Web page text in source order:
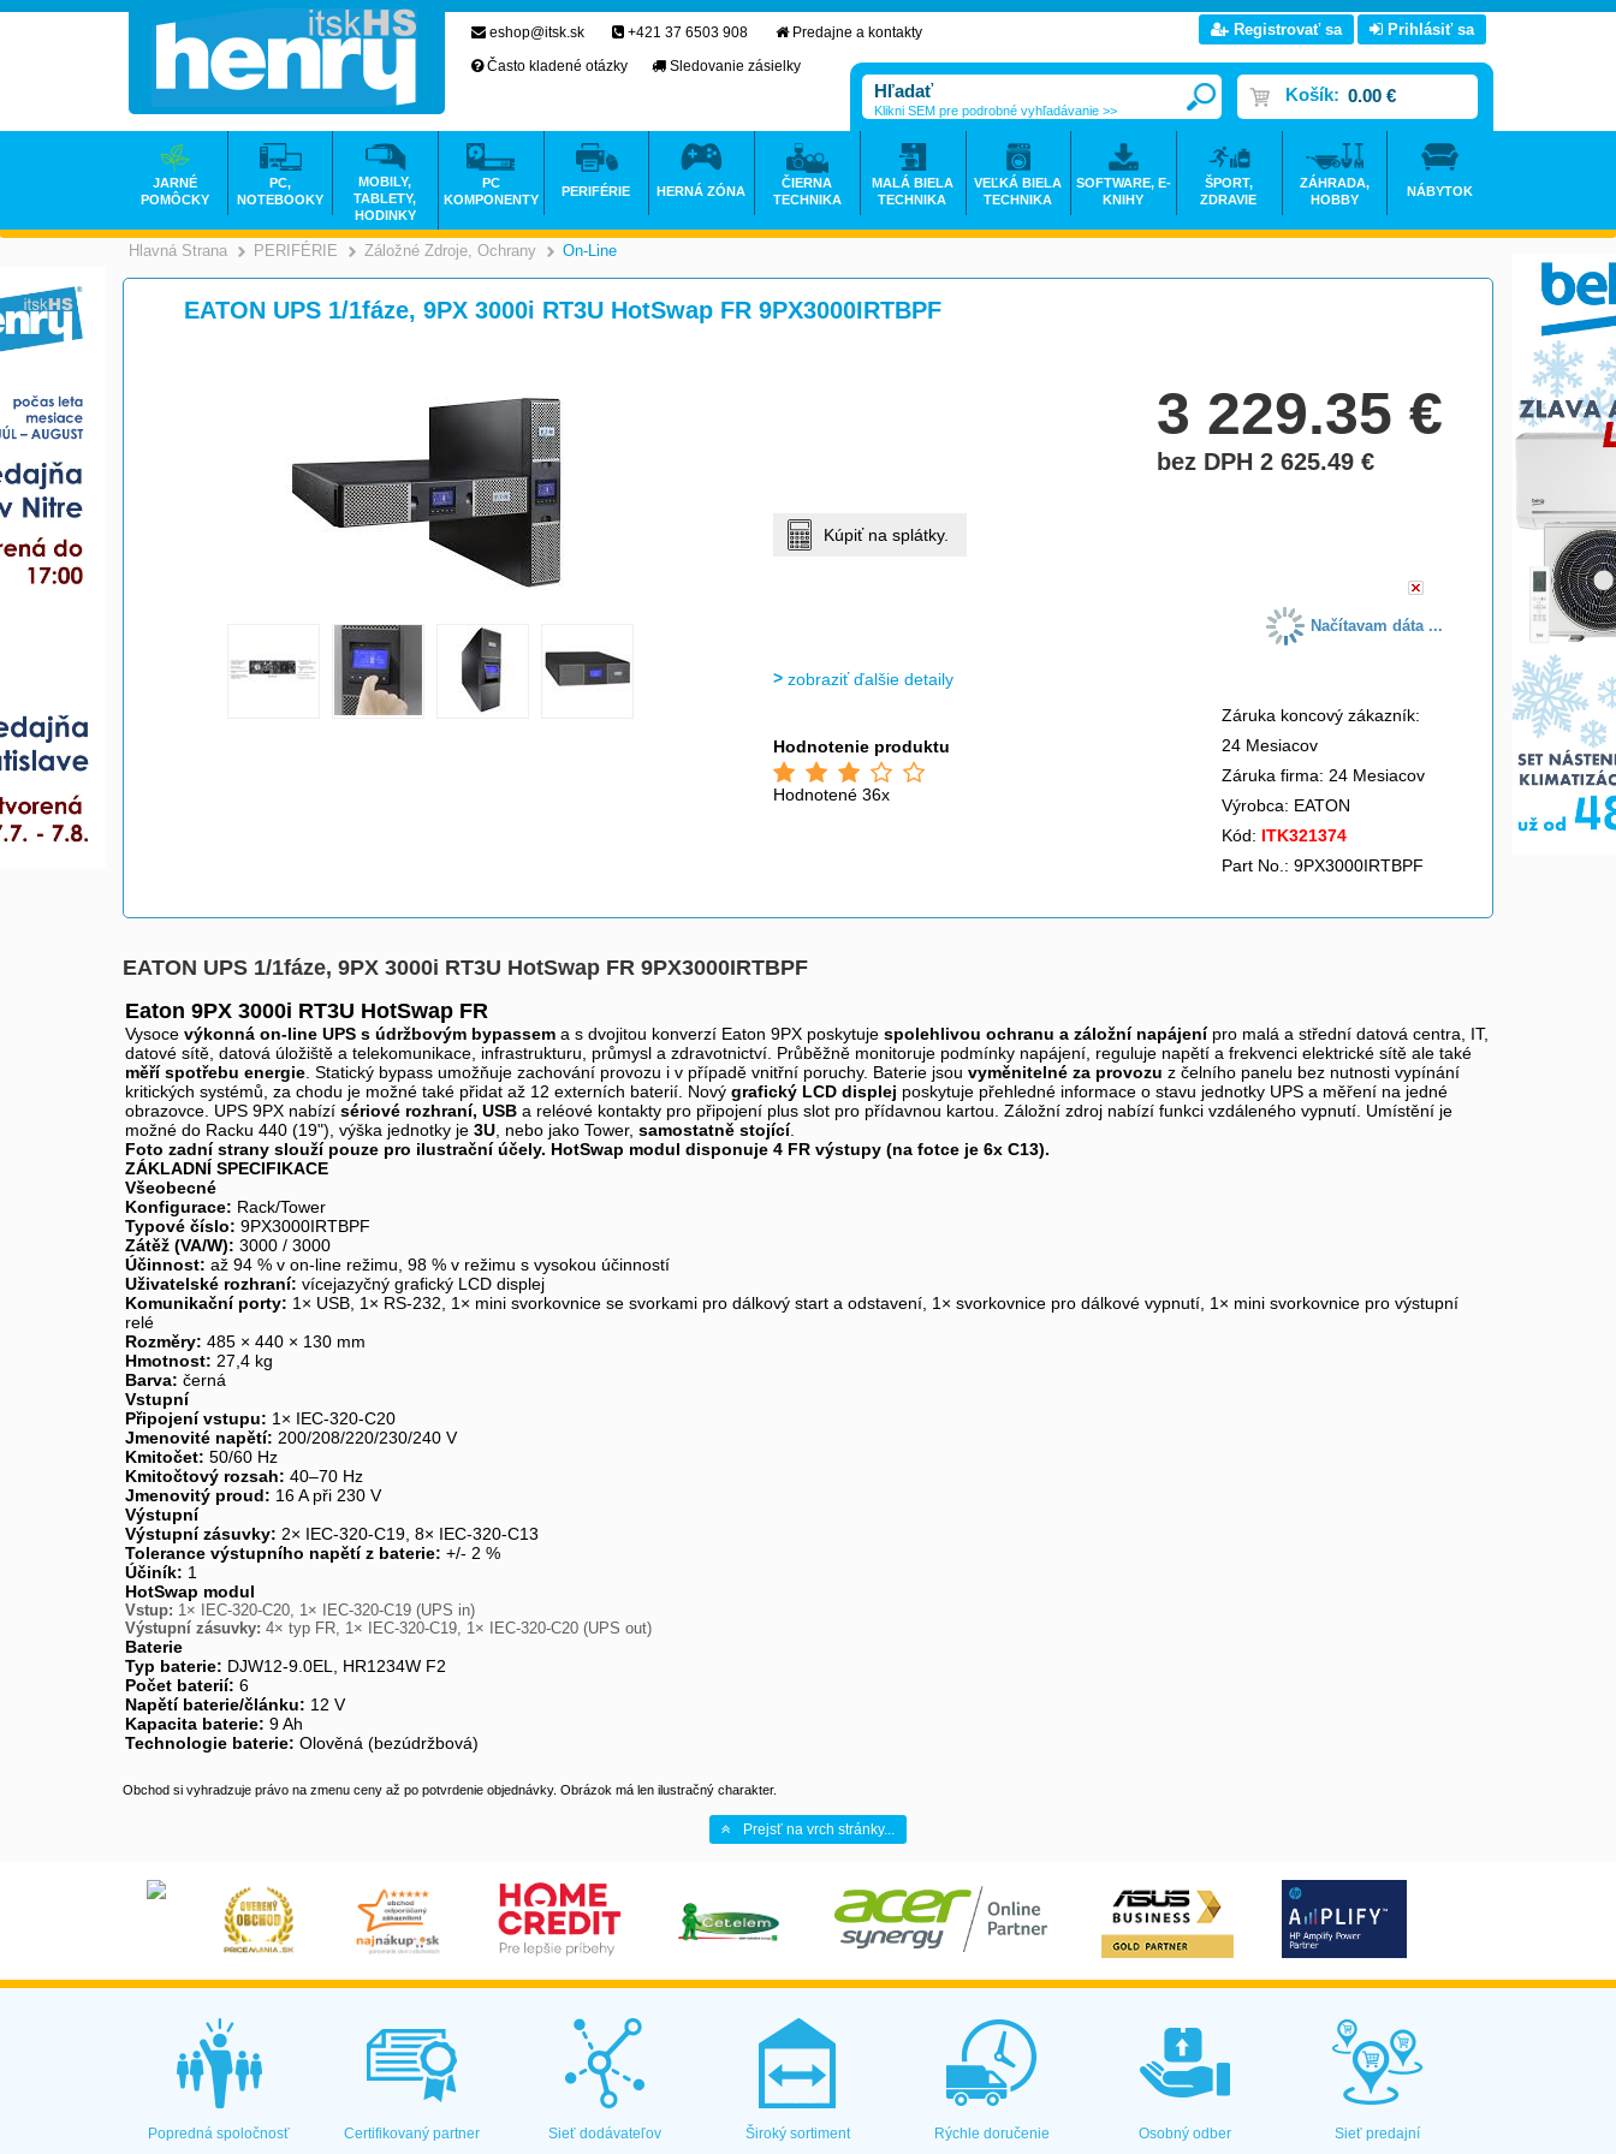
Hlavná Strana >
PERIFÉRIE >
Záložné Zdroje, Ochrany >
On-Line
EATON UPS 1/1fáze, 9PX 3000i RT3U HotSwap FR 9PX3000IRTBPF
3 229.35€
bez DPH 2 625.49€
Kúpiť na splátky.
Načítavam dáta ...
zobraziť ďalšie detaily
Hodnotenie produktu
Hodnotené 36x
Záruka koncový zákazník:
24 Mesiacov
Záruka firma: 24 Mesiacov
Výrobca: EATON
Kód: ITK321374
Part No.: 9PX3000IRTBPF
EATON UPS 1/1fáze, 9PX 3000i RT3U HotSwap FR 9PX3000IRTBPF
Eaton 9PX 3000i RT3U HotSwap FR
Vysoce výkonná on-line UPS s údržbovým bypassem a s dvojitou konverzí Eaton 9PX poskytuje spolehlivou ochranu a záložní napájenípro malá a střední datová centra, IT,
datové sítě, datová úložiště a telekomunikace, infrastrukturu, průmysl a zdravotnictví. Průběžně monitoruje podmínky napájení, reguluje napětí a frekvenci elektrické sítě ale také
měří spotřebu energie . Statický bypass umožňuje zachování provozu i v případě vnitřní poruchy. Baterie jsou vyměnitelné za provozu z čelního panelu bez nutnosti vypínání
kritických systémů, za chodu je možné také přidat až 12 externích baterií. Nový grafický LCD displej poskytuje přehledné informace o stavu jednotky UPS a měření na jedné
obrazovce. UPS 9PX nabízí sériové rozhraní, USB a reléové kontakty pro připojení plus slot pro přídavnou kartou. Záložní zdroj nabízí funkci vzdáleného vypnutí. Umístění je
možné do Racku 440 (19"), výška jednotky je 3U , nebo jako Tower, samostatně stojící.
Foto zadní strany slouží pouze pro ilustrační účely. HotSwap modul disponuje 4 FR výstupy (na fotce je 6x C13).
ZÁKLADNÍ SPECIFIKACE
Všeobecné
Konfigurace: Rack/Tower
Typové číslo: 9PX3000IRTBPF
Zátěž (VA/W): 3000 / 3000
Účinnost: až 94 % v on-line režimu, 98 % v režimu s vysokou účinností
Uživatelské rozhraní: vícejazyčný grafický LCD displej
Komunikační porty: 1× USB, 1× RS-232, 1× mini svorkovnice se svorkami pro dálkový start a odstavení, 1× svorkovnice pro dálkové vypnutí, 1× mini svorkovnice pro výstupní
relé
Rozměry: 485 × 440 × 130 mm
Hmotnost: 27,4 kg
Barva: černá
Vstupní
Připojení vstupu: 1× IEC-320-C20
Jmenovité napětí: 200/208/220/230/240 V
Kmitočet: 50/60 Hz
Kmitočtový rozsah: 40–70 Hz
Jmenovitý proud: 16 A při 230 V
Výstupní
Výstupní zásuvky: 2× IEC-320-C19, 8× IEC-320-C13
Tolerance výstupního napětí z baterie: +/- 2 %
Účiník: 1
HotSwap modul
Vstup: 1× IEC-320-C20, 1× IEC-320-C19 (UPS in)
Výstupní zásuvky: 4× typ FR, 1× IEC-320-C19, 1× IEC-320-C20 (UPS out)
Baterie
Typ baterie: DJW12-9.0EL, HR1234W F2
Počet baterií: 6
Napětí baterie/článku: 12 V
Kapacita baterie: 9 Ah
Technologie baterie: Olověná (bezúdržbová)
Obchod si vyhradzuje právo na zmenu ceny až po potvrdenie objednávky. Obrázok má len ilustračný charakter.
Prejsť na vrch stránky...
eshop@itsk.sk +421 37 6503 908
Predajne a kontakty
Často kladené otázky
Sledovanie zásielky
Registrovať sa Prihlásiť sa
Košík: 0.00 €
Klikni SEM pre podrobné vyhľadávanie >>
JARNÉ
POMÔCKY
PC,
NOTEBOOKY
MOBILY,
TABLETY,
HODINKY
PC
KOMPONENTY
PERIFÉRIE HERNÁ ZÓNA
ČIERNA
TECHNIKA
MALÁ BIELA
TECHNIKA
VEĽKÁ BIELA
TECHNIKA
SOFTWARE, E-
KNIHY
ŠPORT,
ZDRAVIE
ZÁHRADA,
HOBBY
NÁBYTOK
Popredná spoločnosť Certifikovaný partner Sieť dodávateľov Široký sortiment Rýchle doručenie Osobný odber Sieť predajní